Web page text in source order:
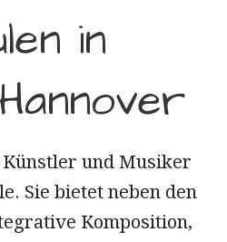
in
und Musiker
Sie bietet neben den
Komposition,